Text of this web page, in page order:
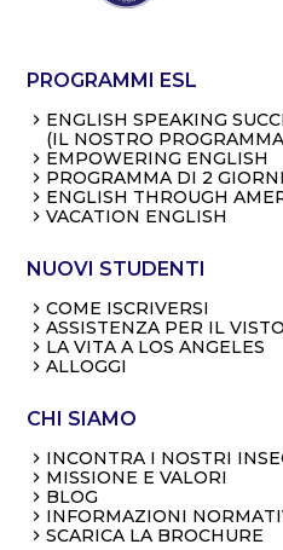
PROGRAMMI ESL
ENGLISH SPEAKING
(IL NOSTRO
EMPOWERING ENGLISH
PROGRAMMA DI 2 GIORNI
ENGLISH THROUGH
VACATION ENGLISH
NUOVI STUDENTI
COME ISCRIVERSI
ASSISTENZA PER IL VISTO
LA VITA A LOS ANGELES
ALLOGGI
CHI SIAMO
INCONTRA I NOSTRI
MISSIONE E VALORI
BLOG
INFORMAZIONI
SCARICA LA BROCHURE